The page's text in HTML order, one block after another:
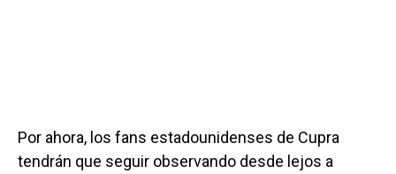
Por ahora, los fans estadounidenses de Cupra
tendrán que seguir observando desde lejos a